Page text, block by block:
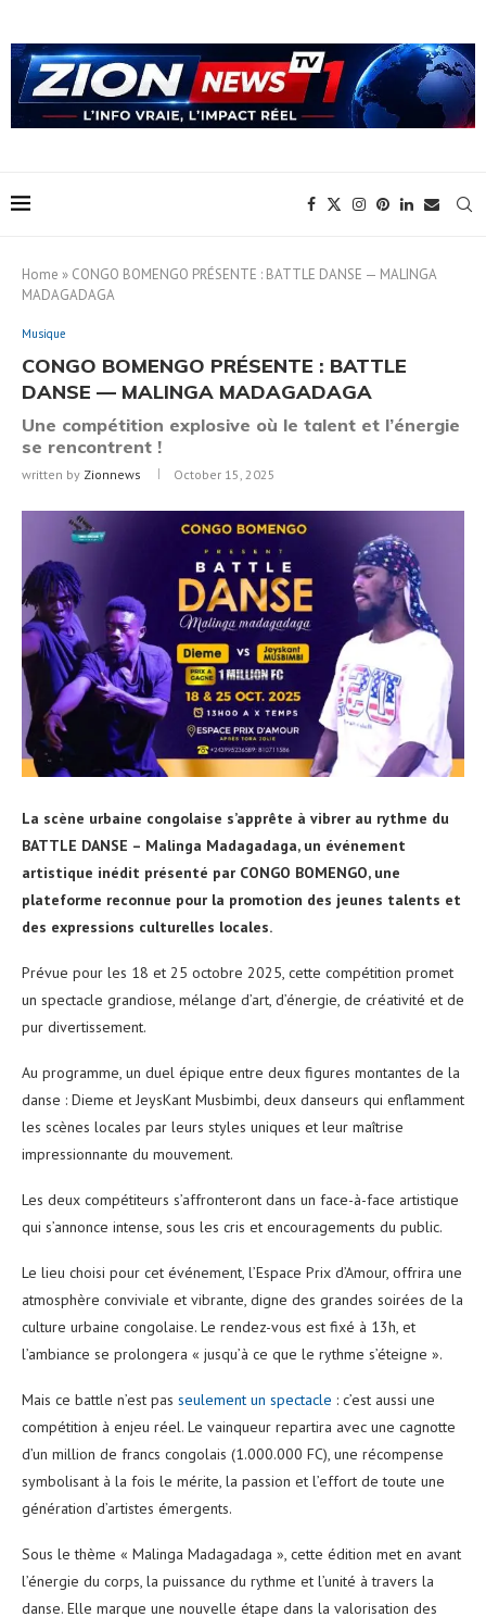
Home » CONGO BOMENGO PRÉSENTE : BATTLE DANSE — MALINGA
MADAGADAGA
Musique
CONGO BOMENGO PRÉSENTE : BATTLE
DANSE — MALINGA MADAGADAGA
Une compétition explosive où le talent et l’énergie
se rencontrent !
written by Zionnews October 15, 2025
La scène urbaine congolaise s’apprête à vibrer au rythme du
BATTLE DANSE – Malinga Madagadaga, un événement
artistique inédit présenté par CONGO BOMENGO, une
plateforme reconnue pour la promotion des jeunes talents et
des expressions culturelles locales.
Prévue pour les 18 et 25 octobre 2025, cette compétition promet
un spectacle grandiose, mélange d’art, d’énergie, de créativité et de
pur divertissement.
Au programme, un duel épique entre deux figures montantes de la
danse : Dieme et JeysKant Musbimbi, deux danseurs qui enflamment
les scènes locales par leurs styles uniques et leur maîtrise
impressionnante du mouvement.
Les deux compétiteurs s’affronteront dans un face-à-face artistique
qui s’annonce intense, sous les cris et encouragements du public.
Le lieu choisi pour cet événement, l’Espace Prix d’Amour, offrira une
atmosphère conviviale et vibrante, digne des grandes soirées de la
culture urbaine congolaise. Le rendez-vous est fixé à 13h, et
l’ambiance se prolongera « jusqu’à ce que le rythme s’éteigne ».
Mais ce battle n’est pas seulement un spectacle : c’est aussi une
compétition à enjeu réel. Le vainqueur repartira avec une cagnotte
d’un million de francs congolais (1.000.000 FC), une récompense
symbolisant à la fois le mérite, la passion et l’effort de toute une
génération d’artistes émergents.
Sous le thème « Malinga Madagadaga », cette édition met en avant
l’énergie du corps, la puissance du rythme et l’unité à travers la
danse. Elle marque une nouvelle étape dans la valorisation des